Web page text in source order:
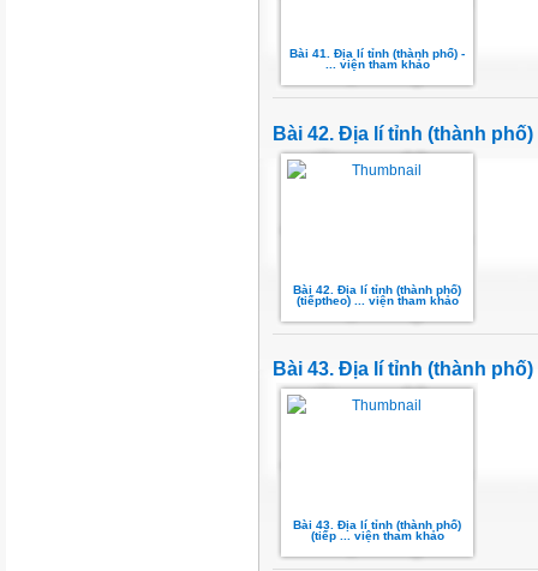
Bài 41. Địa lí tỉnh (thành phổ) -
... viện tham khảo
Bài 42. Địa lí tỉnh (thành
Bài 42. Địa lí tỉnh (thành phố)
(tiếptheo) ... viện tham khảo
Bài 43. Địa lí tỉnh (thành
Bài 43. Địa lí tỉnh (thành phố)
(tiếp ... viện tham khảo